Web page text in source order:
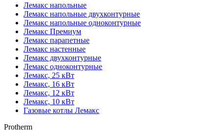
Лемакс напольные
Лемакс напольные двухконтурные
Лемакс напольные одноконтурные
Лемакс Премиум
Лемакс парапетные
Лемакс настенные
Лемакс двухконтурные
Лемакс одноконтурные
Лемакс, 25 кВт
Лемакс, 16 кВт
Лемакс, 12 кВт
Лемакс, 10 кВт
Газовые котлы Лемакс
Protherm